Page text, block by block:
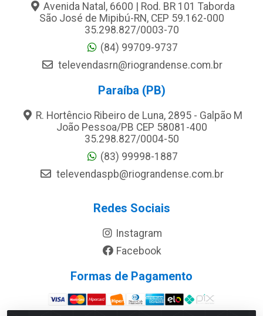
Avenida Natal, 6600 | Rod. BR 101 Taborda
São José de Mipibú-RN, CEP 59.162-000
35.298.827/0003-70
(84) 99709-9737
televendasrn@riograndense.com.br
Paraíba (PB)
R. Hortêncio Ribeiro de Luna, 2895 - Galpão M
João Pessoa/PB CEP 58081-400
35.298.827/0004-50
(83) 99998-1887
televendaspb@riograndense.com.br
Redes Sociais
Instagram
Facebook
Formas de Pagamento